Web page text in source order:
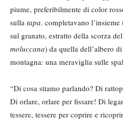
piume, preferibilmente di color
sulla tapa. completavano
sul granato, estratto della scorza del
moluccana) da quella dell’albero
montagna: una meraviglia sulle
“Di cosa stiamo parlando? Di
Di orlare, orlare per fissare! Di
tessere, tessere per coprire e